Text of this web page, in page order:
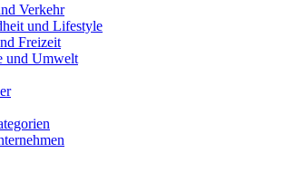
Verkehr
und Lifestyle
Freizeit
und Umwelt